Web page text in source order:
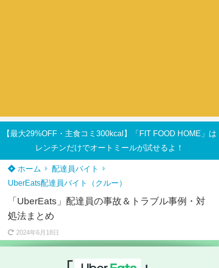
【最大29%OFF・主食コミ300kcal】「FIT FOOD HOME」は
レンチンだけでオートミールが試せるよ！
ホーム
配達員バイト
UberEats配達員バイト（クルー）
「UberEats」配達員の事故＆トラブル事例・対
処法まとめ
2024年6月18日